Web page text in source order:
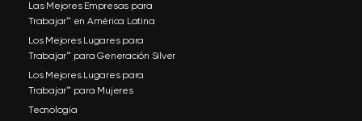
Las Mejores Empresas para
Trabajar™ en América Latina
Los Mejores Lugares para
Trabajar™ para Generación Silver
Los Mejores Lugares para
Trabajar™ para Mujeres
Tecnología